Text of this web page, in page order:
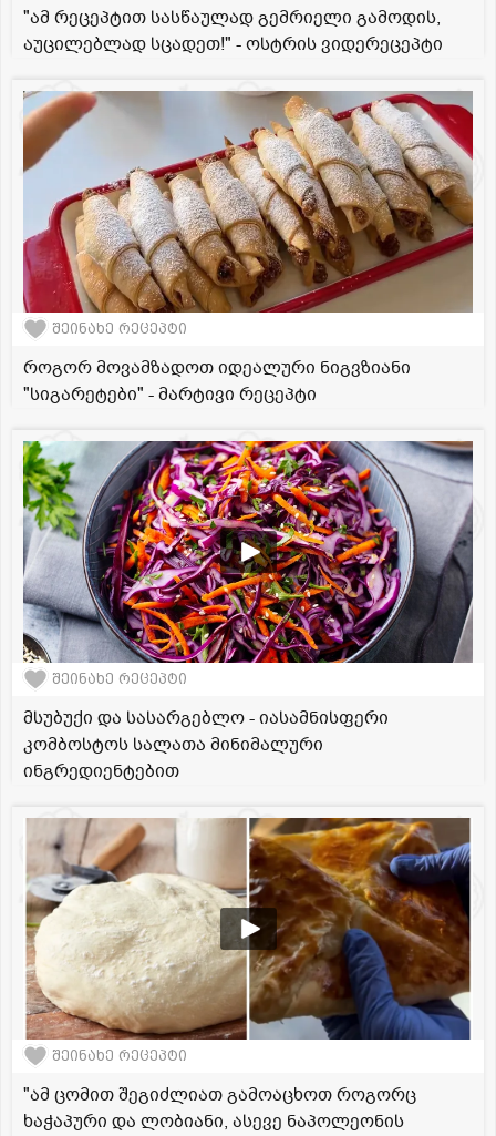
"ამ რეცეპტით სასწაულად გემრიელი გამოდის,
აუცილებლად სცადეთ!" - ოსტრის ვიდერეცეპტი
შეინახე რეცეპტი
როგორ მოვამზადოთ იდეალური ნიგვზიანი
"სიგარეტები" - მარტივი რეცეპტი
შეინახე რეცეპტი
მსუბუქი და სასარგებლო - იასამნისფერი
კომბოსტოს სალათა მინიმალური
ინგრედიენტებით
შეინახე რეცეპტი
"ამ ცომით შეგიძლიათ გამოაცხოთ როგორც
ხაჭაპური და ლობიანი, ასევე ნაპოლეონის